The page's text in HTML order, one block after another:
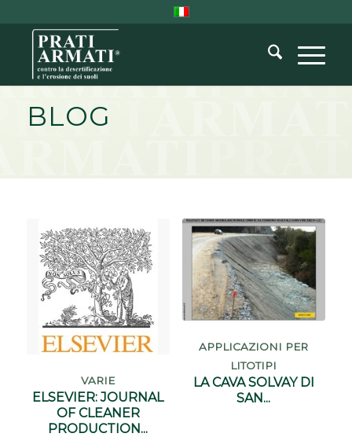
BLOG
VARIE
ELSEVIER: JOURNAL
OF CLEANER
PRODUCTION...
APPLICAZIONI PER
LITOTIPI
LA CAVA SOLVAY DI
SAN...